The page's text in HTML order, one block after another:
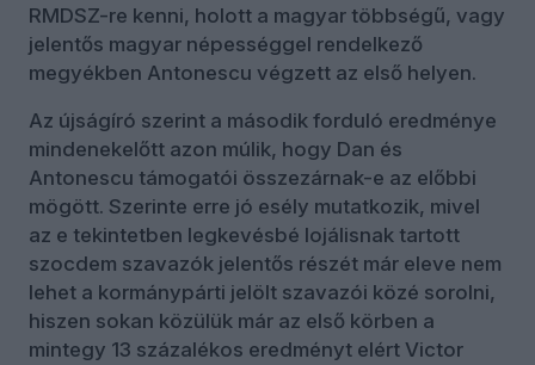
RMDSZ-re kenni, holott a magyar többségű, vagy
jelentős magyar népességgel rendelkező
megyékben Antonescu végzett az első helyen.
Az újságíró szerint a második forduló eredménye
mindenekelőtt azon múlik, hogy Dan és
Antonescu támogatói összezárnak-e az előbbi
mögött. Szerinte erre jó esély mutatkozik, mivel
az e tekintetben legkevésbé lojálisnak tartott
szocdem szavazók jelentős részét már eleve nem
lehet a kormánypárti jelölt szavazói közé sorolni,
hiszen sokan közülük már az első körben a
mintegy 13 százalékos eredményt elért Victor